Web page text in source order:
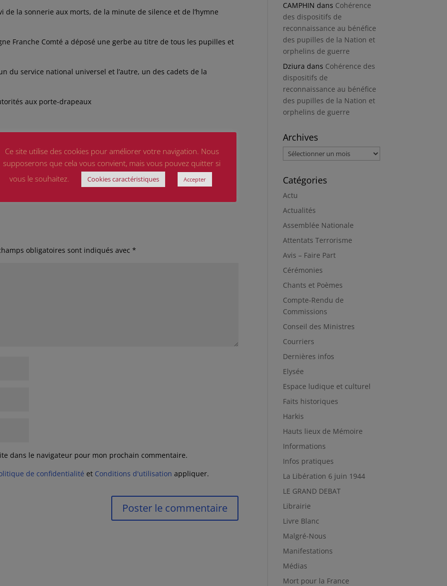
de la sonnerie aux morts, de la minute de silence et de l’hymne
Franche Comté a déposé une gerbe au titre de tous les pupilles et
du service national universel et l’autre, un des cadets de la
aux porte-drapeaux
obligatoires sont indiqués avec*
dans le navigateur pour mon prochain commentaire.
de confidentialité et Conditions d'utilisation appliquer.
CAMPHIN dans Cohérence
des dispositifs de
reconnaissance au bénéfice
des pupilles de la Nation et
orphelins de guerre
Dziura dans Cohérence des
dispositifs de
reconnaissance au bénéfice
des pupilles de la Nation et
orphelins de guerre
Archives
Archives
Catégories
Actu
Actualités
Assemblée Nationale
Attentats Terrorisme
Avis – Faire Part
Cérémonies
Chants et Poèmes
Compte-Rendu de
Commissions
Conseil des Ministres
Courriers
Dernières infos
Elysée
Espace ludique et culturel
Faits historiques
Harkis
Hauts lieux de Mémoire
Informations
Infos pratiques
La Libération 6 juin 1944
LE GRAND DEBAT
Librairie
Livre Blanc
Malgré-Nous
Manifestations
Médias
Mort pour la France
Ce site utilise des cookies pour améliorer votre navigation. Nous
supposerons que cela vous convient, mais vous pouvez quitter si
vous le souhaitez.
Cookies caractéristiques Accepter